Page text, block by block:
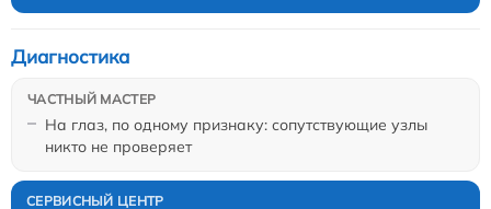
На глаз, по одному признаку: сопутствующие узлы
никто не проверяет
Диагностика